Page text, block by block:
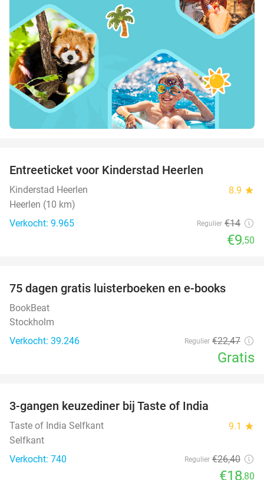
Entreeticket voor Kinderstad Heerlen
Kinderstad Heerlen 8.9 star
Heerlen (10 km)
Verkocht: 9.965
Regulier €14
€9,50
75 dagen gratis luisterboeken en e-books
BookBeat
Stockholm
Verkocht: 39.246
Regulier €22,47
Gratis
3-gangen keuzediner bij Taste of India
Taste of India Selfkant 9.1 star
Selfkant
Verkocht: 740
Regulier €26,40
€18,80